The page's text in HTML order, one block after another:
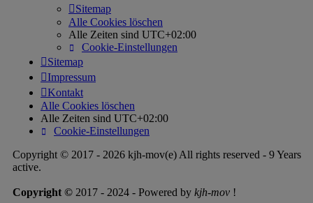
Sitemap
Alle Cookies löschen
Alle Zeiten sind UTC+02:00
Cookie-Einstellungen
Sitemap
Impressum
Kontakt
Alle Cookies löschen
Alle Zeiten sind UTC+02:00
Cookie-Einstellungen
Copyright © 2017 - 2026 kjh-mov(e) All rights reserved - 9 Years
active.
Copyright © 2017 - 2024 - Powered by kjh-mov !